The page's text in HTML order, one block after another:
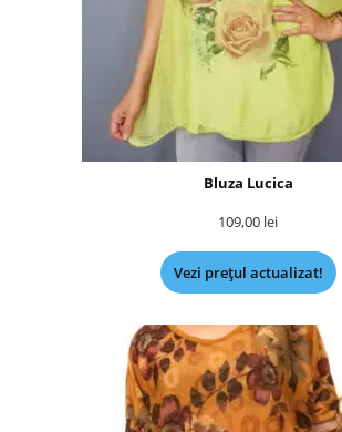
Bluza Lucica
109,00 lei
Vezi prețul actualizat!